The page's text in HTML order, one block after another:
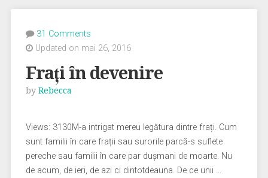
31 Comments
Updated on mai 26, 2016
Frați în devenire
by Rebecca
Views: 3130M-a intrigat mereu legătura dintre frați. Cum
sunt familii în care frații sau surorile parcă-s suflete
pereche sau familii în care par dușmani de moarte. Nu
de acum, de ieri, de azi ci dintotdeauna. De ce unii …